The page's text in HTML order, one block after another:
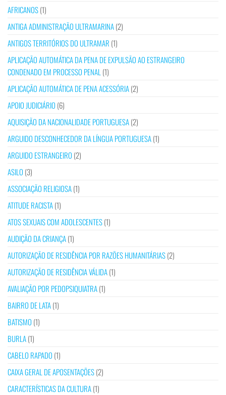
AFRICANOS(1)
ANTIGA ADMINISTRAÇÃO ULTRAMARINA(2)
ANTIGOS TERRITÓRIOS DO ULTRAMAR (1)
APLICAÇÃO AUTOMÁTICA DA PENA DE EXPULSÃO AO ESTRANGEIRO
CONDENADO EM PROCESSO PENAL (1)
APLICAÇÃO AUTOMÁTICA DE PENA ACESSÓRIA(2)
APOIO JUDICIÁRIO (6)
AQUISIÇÃO DA NACIONALIDADE PORTUGUESA(2)
ARGUIDO DESCONHECEDOR DA LÍNGUA PORTUGUESA(1)
ARGUIDO ESTRANGEIRO (2)
ASILO (3)
ASSOCIAÇÃO RELIGIOSA(1)
ATITUDE RACISTA(1)
ATOS SEXUAIS COM ADOLESCENTES(1)
AUDIÇÃO DA CRIANÇA(1)
AUTORIZAÇÃO DE RESIDÊNCIA POR RAZÕES HUMANITÁRIAS(2)
AUTORIZAÇÃO DE RESIDÊNCIA VÁLIDA(1)
AVALIAÇÃO POR PEDOPSIQUIATRA(1)
BAIRRO DE LATA(1)
BATISMO (1)
BURLA(1)
CABELO RAPADO (1)
CAIXA GERAL DE APOSENTAÇÕES(2)
CARACTERÍSTICAS DA CULTURA(1)